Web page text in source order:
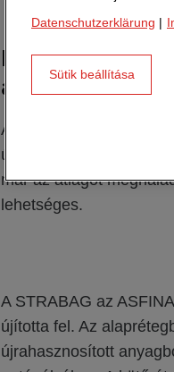
Hogyan
autópályán?
A környezetbarátabb
újrahasznosításával
már az átlagot
lehetséges.
A STRABAG az
újította fel. Az
újrahasznosított
Datenschutzerklärung |
Sütik beállítása